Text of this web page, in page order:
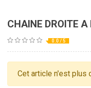
CHAINE DROITE
0.0 / 5
Cet article n'est plus